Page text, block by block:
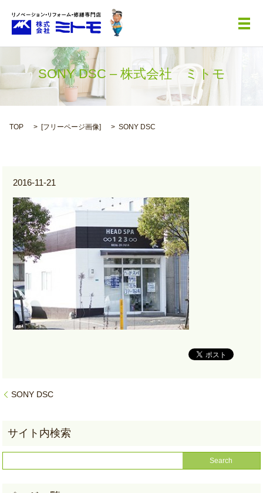
メ
SONY DSC – 株式会社 ミトモ
TOP [フリーページ画像] SONY DSC
2016-11-21
SONY DSC